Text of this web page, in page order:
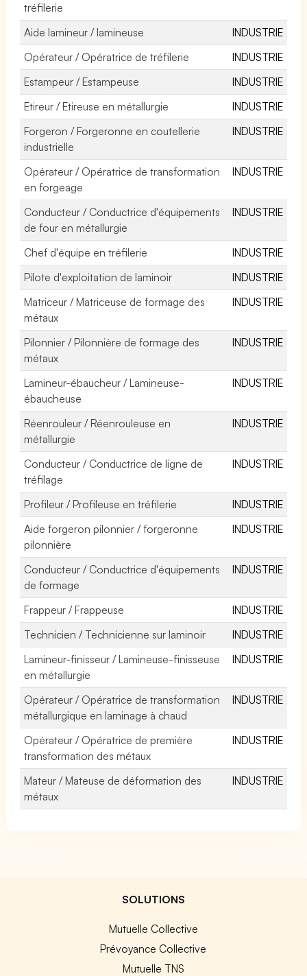
tréfilerie
Aide lamineur / lamineuse
INDUSTRIE
Opérateur / Opératrice de tréfilerie
INDUSTRIE
Estampeur / Estampeuse
INDUSTRIE
Etireur / Etireuse en métallurgie
INDUSTRIE
Forgeron / Forgeronne en coutellerie
industrielle
INDUSTRIE
Opérateur / Opératrice de transformation
en forgeage
INDUSTRIE
Conducteur / Conductrice d'équipements
de four en métallurgie
INDUSTRIE
Chef d'équipe en tréfilerie
INDUSTRIE
Pilote d'exploitation de laminoir
INDUSTRIE
Matriceur / Matriceuse de formage des
métaux
INDUSTRIE
Pilonnier / Pilonnière de formage des
métaux
INDUSTRIE
Lamineur-ébaucheur / Lamineuse-
ébaucheuse
INDUSTRIE
Réenrouleur / Réenrouleuse en
métallurgie
INDUSTRIE
Conducteur / Conductrice de ligne de
tréfilage
INDUSTRIE
Profileur / Profileuse en tréfilerie
INDUSTRIE
Aide forgeron pilonnier / forgeronne
pilonnière
INDUSTRIE
Conducteur / Conductrice d'équipements
de formage
INDUSTRIE
Frappeur / Frappeuse
INDUSTRIE
Technicien / Technicienne sur laminoir
INDUSTRIE
Lamineur-finisseur / Lamineuse-finisseuse
en métallurgie
INDUSTRIE
Opérateur / Opératrice de transformation
métallurgique en laminage à chaud
INDUSTRIE
Opérateur / Opératrice de première
transformation des métaux
INDUSTRIE
Mateur / Mateuse de déformation des
métaux
INDUSTRIE
SOLUTIONS
Mutuelle Collective
Prévoyance Collective
Mutuelle TNS